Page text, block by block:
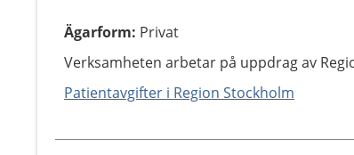
Ägarform: Privat
Verksamheten arbetar på uppdrag av
Patientavgifter i Region Stockholm